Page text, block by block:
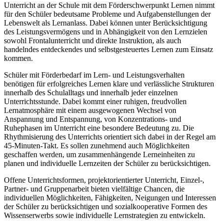
Unterricht an der Schule mit dem Förderschwerpunkt Lernen nimmt
für den Schüler bedeutsame Probleme und Aufgabenstellungen der
Lebenswelt als Lernanlass. Dabei können unter Berücksichtigung
des Leistungsvermögens und in Abhängigkeit von den Lernzielen
sowohl Frontalunterricht und direkte Instruktion, als auch
handelndes entdeckendes und selbstgesteuertes Lernen zum Einsatz
kommen.
Schüler mit Förderbedarf im Lern- und Leistungsverhalten
benötigen für erfolgreiches Lernen klare und verlässliche Strukturen
innerhalb des Schulalltags und innerhalb jeder einzelnen
Unterrichtsstunde. Dabei kommt einer ruhigen, freudvollen
Lernatmosphäre mit einem ausgewogenen Wechsel von
Anspannung und Entspannung, von Konzentrations- und
Ruhephasen im Unterricht eine besondere Bedeutung zu. Die
Rhythmisierung des Unterrichts orientiert sich dabei in der Regel am
45-Minuten-Takt. Es sollen zunehmend auch Möglichkeiten
geschaffen werden, um zusammenhängende Lerneinheiten zu
planen und individuelle Lernzeiten der Schüler zu berücksichtigen.
Offene Unterrichtsformen, projektorientierter Unterricht, Einzel-,
Partner- und Gruppenarbeit bieten vielfältige Chancen, die
individuellen Möglichkeiten, Fähigkeiten, Neigungen und Interessen
der Schüler zu berücksichtigen und sozialkooperative Formen des
Wissenserwerbs sowie individuelle Lernstrategien zu entwickeln.